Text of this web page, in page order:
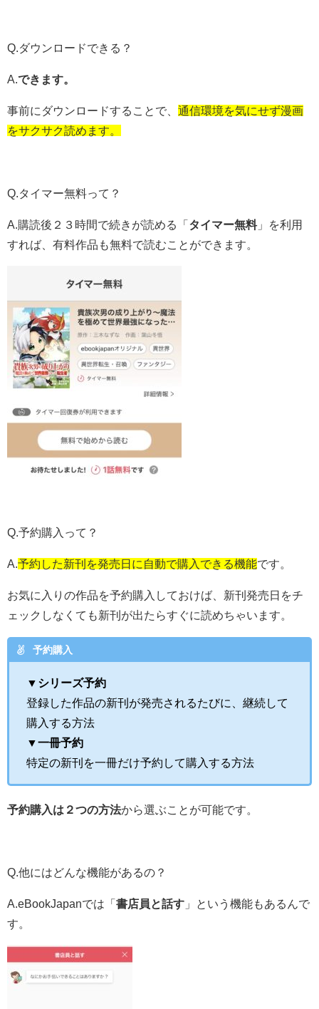
Q.ダウンロードできる？
A. できます。
事前にダウンロードすることで、 通信環境を気にせず漫画
をサクサク読めます。
Q.タイマー無料って？
A.購読後２３時間で続きが読める「 タイマー無料」を利用
すれば、有料作品も無料で読むことができます。
Q.予約購入って？
A. 予約した新刊を発売日に自動で購入できる機能です。
お気に入りの作品を予約購入しておけば、新刊発売日をチ
ェックしなくても新刊が出たらすぐに読めちゃいます。
予約購入
▼シリーズ予約
登録した作品の新刊が発売されるたびに、継続して
購入する方法
▼一冊予約
特定の新刊を一冊だけ予約して購入する方法
予約購入は２つの方法から選ぶことが可能です。
Q.他にはどんな機能があるの？
A.eBookJapanでは「 書店員と話す 」という機能もあるんで
す。